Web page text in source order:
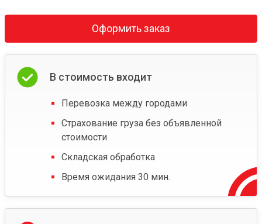
Оформить заказ
В стоимость входит
Перевозка между городами
Страхование груза без объявленной
стоимости
Складская обработка
Время ожидания 30 мин.